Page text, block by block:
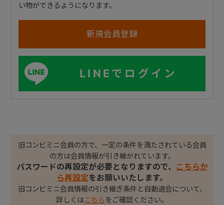
い物ができるようになります。
LINEでログイン
旧コンビミニ会員の方で、一定の条件を満たされている会員
の方は会員情報が引き継がれています。
パスワードの再設定が必要となりますので、
こちらか
ら再設定をお願いいたします。
旧コンビミニ会員情報の引き継ぎ条件と自動退会について、
詳しくはこちら をご確認ください。